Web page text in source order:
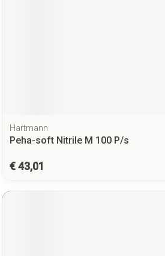
Hartmann
Peha-soft Nitrile M 100 P/s
€ 43,01